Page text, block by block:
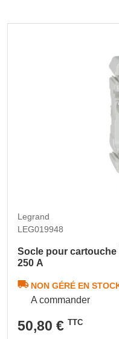
Legrand
LEG019948
Socle pour cartouche
250 A
NON GÉRÉ EN
A commander
50,80 € TTC